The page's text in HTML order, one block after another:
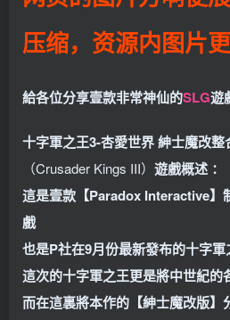
压缩，资源内图片
給各位分享壹款非常神仙的SLG遊
十字軍之王3-杏愛世界 紳士魔改整
（Crusader Kings III） 遊戲概述 ：
這是壹款【Paradox Interactive】
戲
也是P社在9月份最新發布的十字
這次的十字軍之王更是將中世紀的
而在這裏將本作的【紳士魔改版】